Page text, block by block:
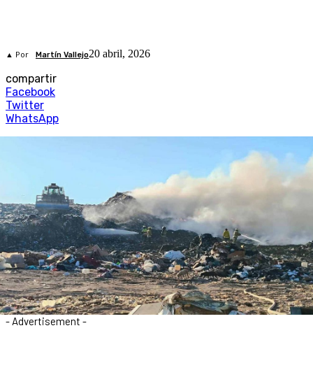
▲ Por Martín Vallejo20 abril, 2026
compartir
Facebook
Twitter
WhatsApp
- Advertisement -